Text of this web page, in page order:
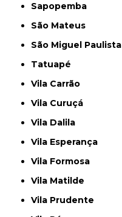
Sapopemba
São Mateus
São Miguel Paulista
Tatuapé
Vila Carrão
Vila Curuçá
Vila Dalila
Vila Esperança
Vila Formosa
Vila Matilde
Vila Prudente